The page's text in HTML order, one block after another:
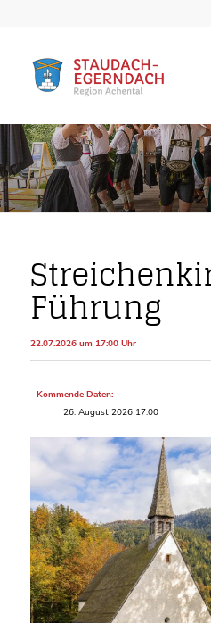
Führung
22.07.2026 um 17:00 Uhr
Kommende Daten:
26. August 2026 17:00